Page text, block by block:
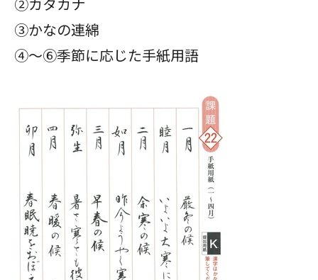
③かなの連綿
④～⑥季節に応じた手紙用語